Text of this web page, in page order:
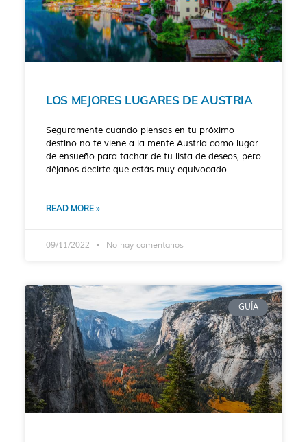
LOS MEJORES LUGARES DE AUSTRIA
Seguramente cuando piensas en tu próximo
destino no te viene a la mente Austria como lugar
de ensueño para tachar de tu lista de deseos, pero
déjanos decirte que estás muy equivocado.
READ MORE »
09/11/2022 No hay comentarios
GUÍA